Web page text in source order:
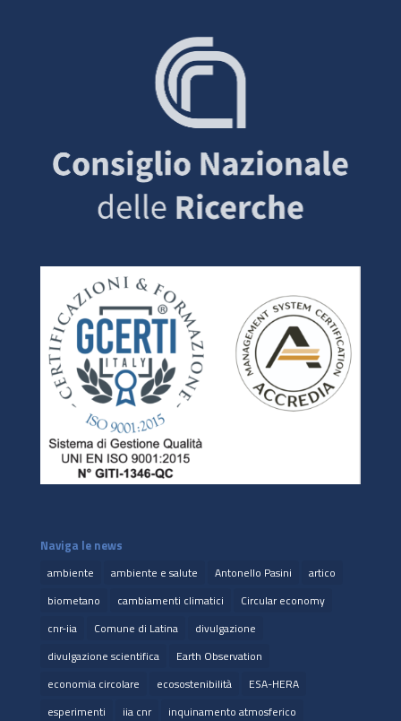
Naviga le news
ambiente ambiente e salute Antonello Pasini
artico
biometano
cambiamenti climatici
Circular economy
cnr-iia
Comune di Latina
divulgazione
divulgazione scientifica
Earth Observation
economia circolare
ecosostenibilità
ESA-HERA
esperimenti
iia cnr
inquinamento atmosferico